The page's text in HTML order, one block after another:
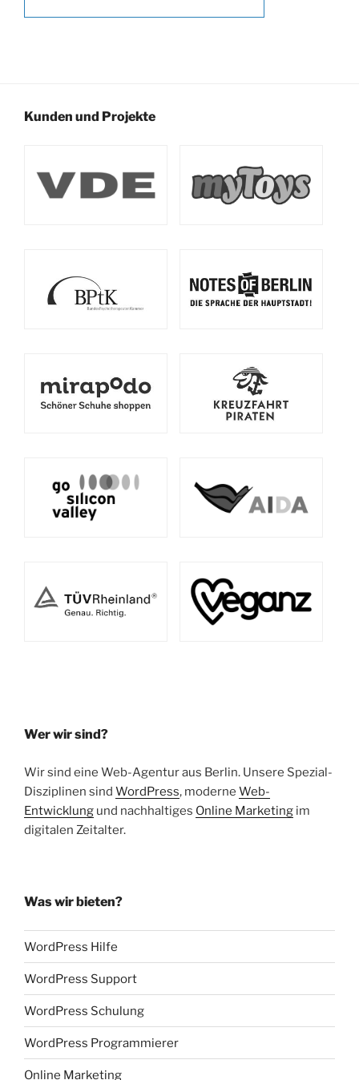
Kunden und Projekte
Wer wir sind?
Wir sind eine Web-Agentur aus Berlin. Unsere Spezial-
Disziplinen sind WordPress, moderne Web-
Entwicklung und nachhaltiges Online Marketing im
digitalen Zeitalter.
Was wir bieten?
WordPress Hilfe
WordPress Support
WordPress Schulung
WordPress Programmierer
Online Marketing